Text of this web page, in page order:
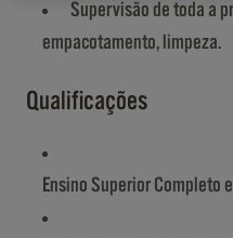
Supervisão de toda a
empacotamento, limpeza.
Qualificações
Ensino Superior Completo